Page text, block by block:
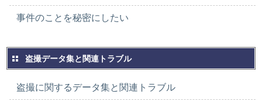
事件のことを秘密にしたい
盗撮データ集と関連トラブル
盗撮に関するデータ集と関連トラブル